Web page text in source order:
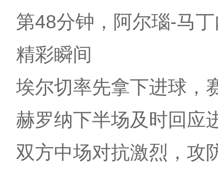
第48分钟，阿尔瑙-马
精彩瞬间
埃尔切率先拿下进球，
赫罗纳下半场及时回应
双方中场对抗激烈，攻